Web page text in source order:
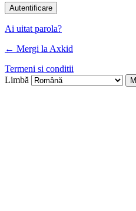
Ai uitat parola?
← Mergi la Axkid
Termeni si conditii
Limbă